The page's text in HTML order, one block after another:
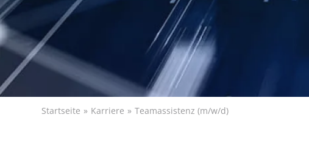
Startseite Karriere Teamassistenz (m/w/d)